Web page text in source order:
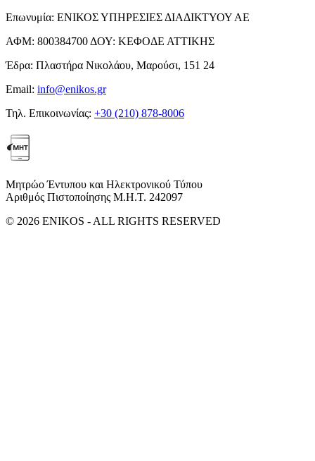
Επωνυμία: ΕΝΙΚΟΣ ΥΠΗΡΕΣΙΕΣ ΔΙΑΔΙΚΤΥΟΥ ΑΕ
ΑΦΜ: 800384700 ΔΟΥ: ΚΕΦΟΔΕ ΑΤΤΙΚΗΣ
Έδρα: Πλαστήρα Νικολάου, Μαρούσι, 151 24
Email: info@enikos.gr
Τηλ. Επικοινωνίας: +30 (210) 878-8006
Μητρώο Έντυπου και Ηλεκτρονικού Τύπου
Αριθμός Πιστοποίησης Μ.Η.Τ. 242097
© 2026 ENIKOS - ALL RIGHTS RESERVED